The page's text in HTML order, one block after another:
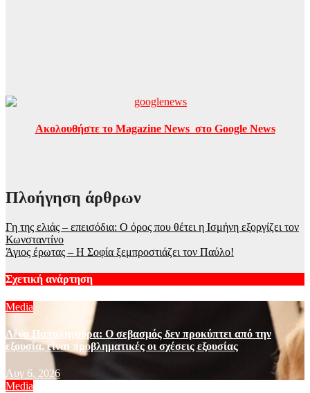
Ακολουθήστε το Magazine News στο Google News
Πλοήγηση άρθρων
Γη της ελιάς – επεισόδια: Ο όρος που θέτει η Ισμήνη εξοργίζει τον
Κωνσταντίνο
Άγιος έρωτας – Η Σοφία ξεμπροστιάζει τον Παύλο!
Σχετική ανάρτηση
Media
Λένα Παπαληγούρα: Ο σεβασμός δεν προκύπτει από την
εξουσία, είναι προβληματικές οι σχέσεις εξουσίας
Αυγ 6, 2026
Media